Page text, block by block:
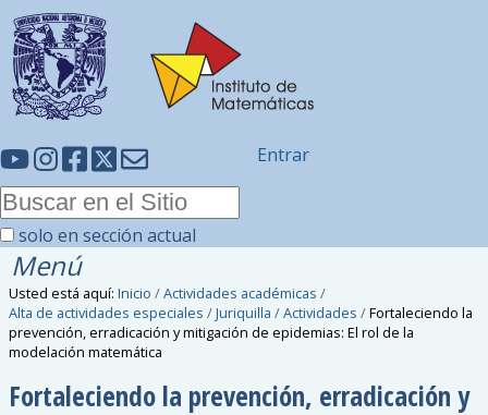
solo en sección actual
Entrar
Menú
Usted está aquí: Inicio /Actividades académicas /
Alta de actividades especiales /Juriquilla /Actividades /Fortaleciendo la
prevención, erradicación y mitigación de epidemias: El rol de la
modelación matemática
Fortaleciendo la prevención, erradicación y